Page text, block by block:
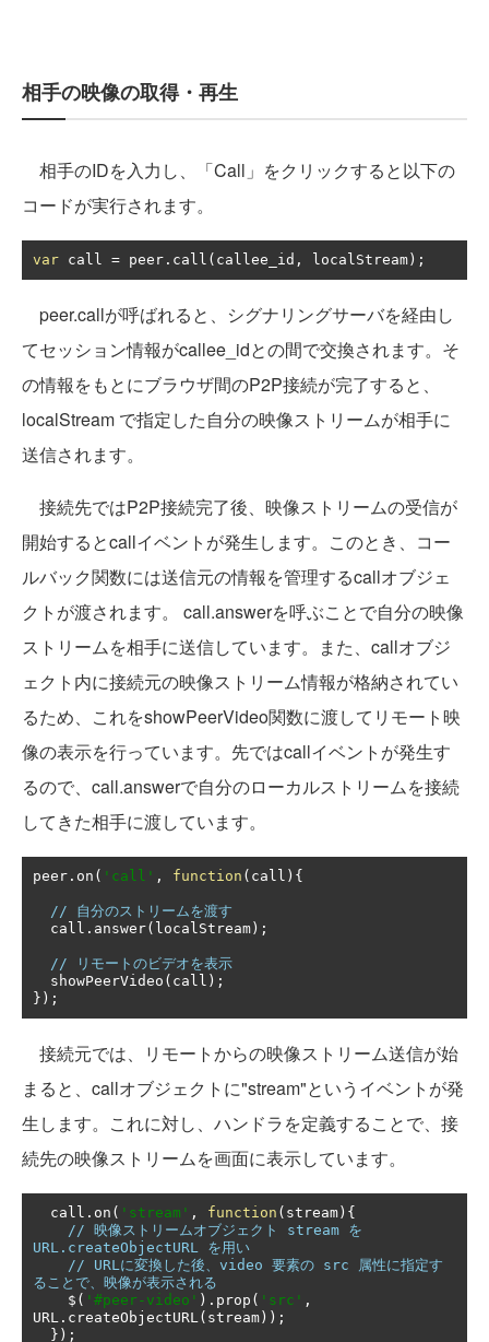
相手の映像の取得・再生
相手のIDを入力し、「Call」をクリックすると以下の
コードが実行されます。
var call = peer . call ( callee_id , localStream);
peer.callが呼ばれると、シグナリングサーバを経由し
てセッション情報がcallee_idとの間で交換されます。そ
の情報をもとにブラウザ間のP2P接続が完了すると、
localStream で指定した自分の映像ストリームが相手に
送信されます。
接続先ではP2P接続完了後、映像ストリームの受信が
開始するとcallイベントが発生します。このとき、コー
ルバック関数には送信元の情報を管理するcallオブジェ
クトが渡されます。 call.answerを呼ぶことで自分の映像
ストリームを相手に送信しています。また、callオブジ
ェクト内に接続元の映像ストリーム情報が格納されてい
るため、これをshowPeerVideo関数に渡してリモート映
像の表示を行っています。先ではcallイベントが発生す
るので、call.answerで自分のローカルストリームを接続
してきた相手に渡しています。
peer . on ( 'call' , function ( call ){
// 自分のストリームを渡す
  call
. answer( localStream);
// リモートのビデオを表示
  showPeerVideo
( call );
});
接続元では、リモートからの映像ストリーム送信が始
まると、callオブジェクトに"stream"というイベントが発
生します。これに対し、ハンドラを定義することで、接
続先の映像ストリームを画面に表示しています。
  call
. on ( 'stream' , function ( stream){
// 映像ストリームオブジェクト stream を
URL.createObjectURL を用い
// URLに変換した後、video 要素の src 属性に指定す
ることで、映像が表示される
    $
( '#peer-video' ). prop ( 'src' ,
URL . createObjectURL ( stream));
});